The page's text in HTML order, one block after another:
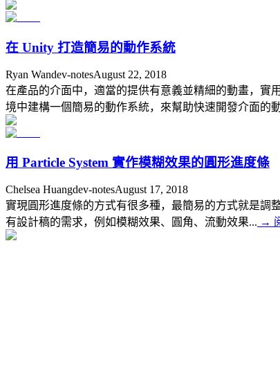
在 Unity 打造簡易的動作系統
Ryan Wandev-notesAugust 22, 2018
在產品的介面中，適當的提供有意義並精細的動畫，實
境中建構一個簡易的動作系統，來幫助快速開發介面的
用 Particle System 實作模糊效果的圓形進度條
Chelsea Huangdev-notesAugust 17, 2018
實現圓形進度條的方式有很多種，最簡易的方式就是調
有設計稿的需求，例如模糊效果、圓角、流動效果... →